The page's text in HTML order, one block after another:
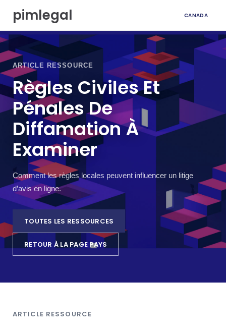
e
t
pimlegal CANADA
ARTICLE RESSOURCE
Règles Civiles Et
Pénales De
Diffamation À
Examiner
Comment les règles locales peuvent influencer un litige
d’avis en ligne.
TOUTES LES RESSOURCES
RETOUR À LA PAGE PAYS
ARTICLE RESSOURCE